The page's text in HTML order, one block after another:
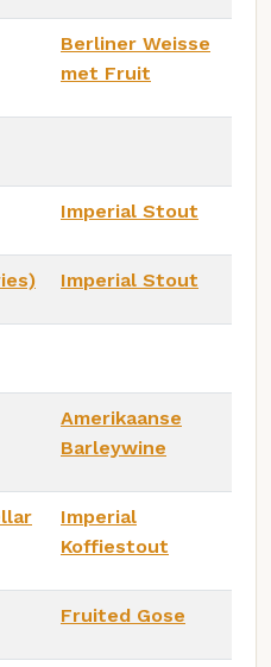
Berliner Weisse
met Fruit
Imperial Stout
Imperial Stout
Amerikaanse
Barleywine
Imperial
Koffiestout
Fruited Gose